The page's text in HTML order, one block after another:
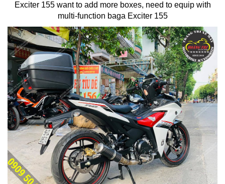
Exciter 155 want to add more boxes, need to equip with
multi-function baga Exciter 155